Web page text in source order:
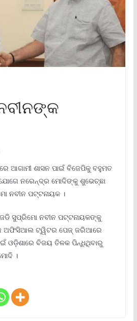
ଆଗାମୀ ଶାସନ ପାଇଁ ବିଜେପିକୁ ବହୁମତ
ନରେନ୍ଦ୍ର ମୋଦିଙ୍କୁ ଶୁଭେଚ୍ଛା
ନବୀନ ପଟ୍ଟନାୟକ ।
ସୁପ୍ରିମୋ ନବୀନ ପଟ୍ଟନାୟକଙ୍କୁ
ଅଫିସିଆଲ ଟ୍ୱିଟର ପେଜ୍ ଜରିଆରେ
ଓଡ଼ିଶାରେ ବିଜୟ ତିଳକ ପିନ୍ଧିଥିବାରୁ
।